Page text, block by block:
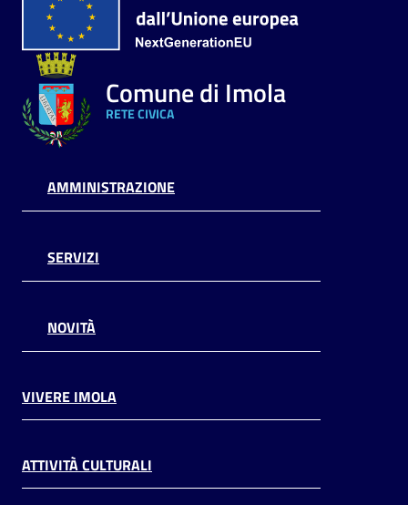
Comune di Imola
RETE CIVICA
AMMINISTRAZIONE
SERVIZI
NOVITÀ
VIVERE IMOLA
ATTIVITÀ CULTURALI